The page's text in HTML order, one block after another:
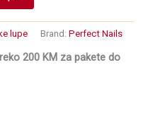
lupe Brand: Perfect Nails
200 KM za pakete do